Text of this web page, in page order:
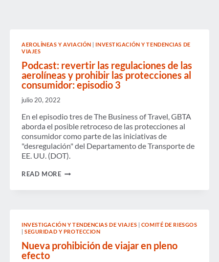
AEROLÍNEAS Y AVIACIÓN
INVESTIGACIÓN Y TENDENCIAS DE
VIAJES
Podcast: revertir las regulaciones de las
aerolíneas y prohibir las protecciones al
consumidor: episodio 3
julio 20, 2022
En el episodio tres de The Business of Travel, GBTA
aborda el posible retroceso de las protecciones al
consumidor como parte de las iniciativas de
"desregulación" del Departamento de Transporte de
EE. UU. (DOT).
READ MOREPODCAST:
Y
PROHIBIR
LAS
PROTECCIONES
INVESTIGACIÓN Y TENDENCIAS DE VIAJES
COMITÉ DE RIESGOS
|SEGURIDAD Y PROTECCION
Nueva prohibición de viajar en pleno
efecto